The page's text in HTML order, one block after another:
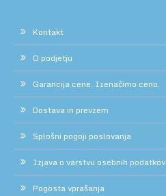
Kontakt
O podjetju
Garancija cene. Izenačimo ceno.
Dostava in prevzem
Splošni pogoji poslovanja
Izjava o varstvu osebnih podatkov
Pogosta vprašanja